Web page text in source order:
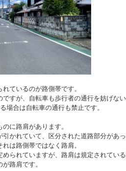
ているのが路側帯です。
ですが、自転車も歩行者の通行を妨げな
場合は自転車の通行も禁止です。
に路肩があります。
引かれていて、区分された道路部分があ
は路側帯ではなく路肩。
められていますが、路肩は規定されてい
路肩です。